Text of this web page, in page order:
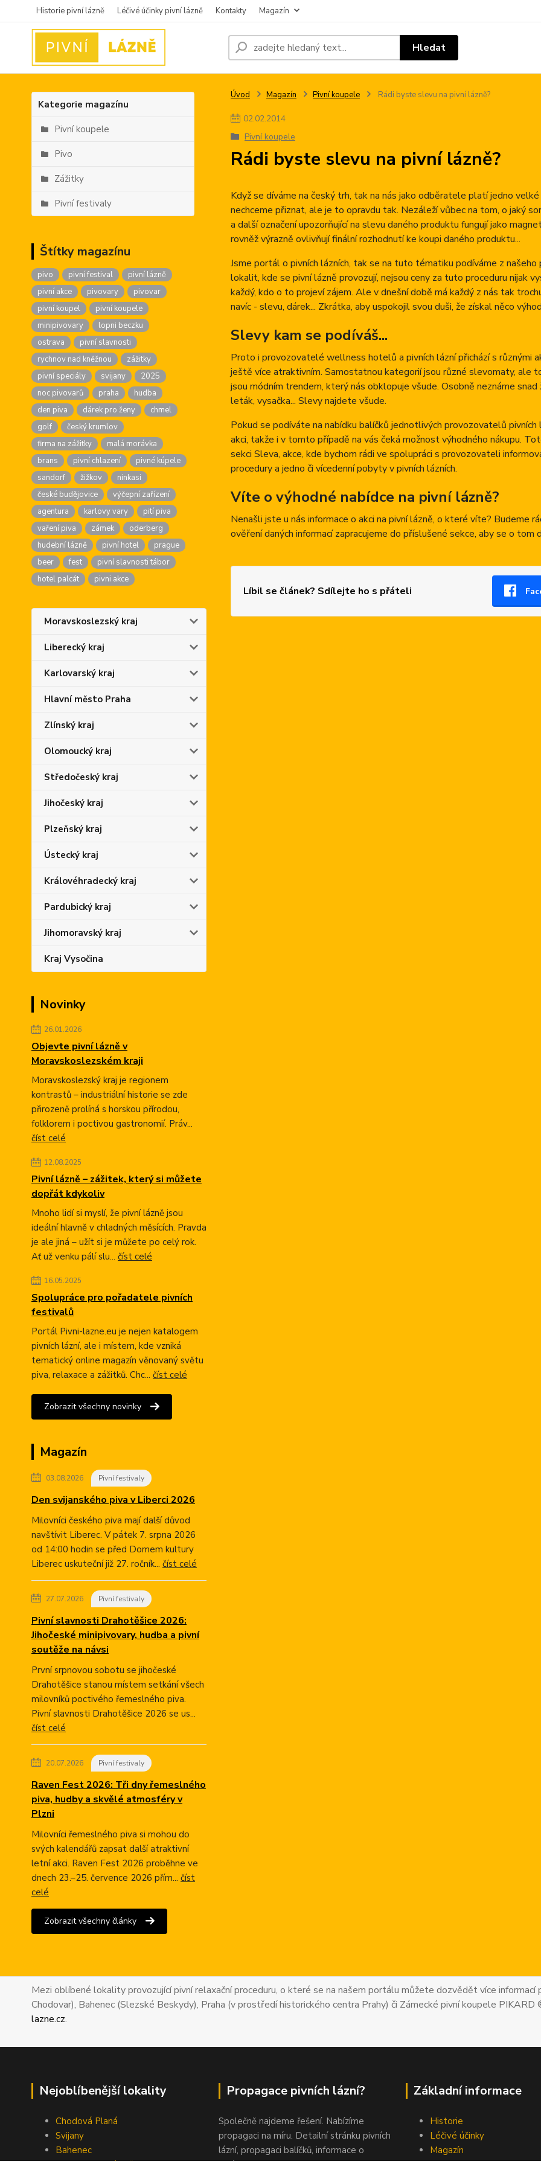
Historie pivní lázně Léčivé účinky pivní lázně Kontakty Magazín
Hledat
Kategorie magazínu
Pivní koupele
Pivo
Zážitky
Pivní festivaly
Štítky magazínu
pivo pivní festival
pivní lázně
pivní akce
pivovary
pivovar
pivní koupel
pivní koupele
minipivovary
lopni beczku
ostrava
pivní slavnosti
rychnov nad kněžnou
zážitky
pivní speciály
svijany
2025
noc pivovarů
praha
hudba
den piva
dárek pro ženy
chmel
golf
český krumlov
firma na zážitky
malá morávka
brans
pivní chlazení
pivné kúpele
sandorf
žižkov
ninkasi
české budějovice
výčepní zařízení
agentura
karlovy vary
pití piva
vaření piva
zámek
oderberg
hudební lázně
pivní hotel
prague
beer
fest
pivní slavnosti tábor
hotel palcát
pivni akce
Moravskoslezský kraj
Liberecký kraj
Karlovarský kraj
Hlavní město Praha
Zlínský kraj
Olomoucký kraj
Středočeský kraj
Jihočeský kraj
Plzeňský kraj
Ústecký kraj
Královéhradecký kraj
Pardubický kraj
Jihomoravský kraj
Kraj Vysočina
Novinky
26.01.2026
Objevte pivní lázně v
Moravskoslezském kraji
Moravskoslezský kraj je regionem
kontrastů – industriální historie se zde
přirozeně prolíná s horskou přírodou,
folklorem i poctivou gastronomií. Práv...
číst celé
12.08.2025
Pivní lázně – zážitek, který si můžete
dopřát kdykoliv
Mnoho lidí si myslí, že pivní lázně jsou
ideální hlavně v chladných měsících. Pravda
je ale jiná – užít si je můžete po celý rok.
Ať už venku pálí slu... číst celé
16.05.2025
Spolupráce pro pořadatele pivních
festivalů
Portál Pivni-lazne.eu je nejen katalogem
pivních lázní, ale i místem, kde vzniká
tematický online magazín věnovaný světu
piva, relaxace a zážitků. Chc... číst celé
Zobrazit všechny novinky
Magazín
03.08.2026 Pivní festivaly
Den svijanského piva v Liberci 2026
Milovníci českého piva mají další důvod
navštívit Liberec. V pátek 7. srpna 2026
od 14:00 hodin se před Domem kultury
Liberec uskuteční již 27. ročník... číst celé
27.07.2026 Pivní festivaly
Pivní slavnosti Drahotěšice 2026:
Jihočeské minipivovary, hudba a pivní
soutěže na návsi
První srpnovou sobotu se jihočeské
Drahotěšice stanou místem setkání všech
milovníků poctivého řemeslného piva.
Pivní slavnosti Drahotěšice 2026 se us...
číst celé
20.07.2026 Pivní festivaly
Raven Fest 2026: Tři dny řemeslného
piva, hudby a skvělé atmosféry v
Plzni
Milovníci řemeslného piva si mohou do
svých kalendářů zapsat další atraktivní
letní akci. Raven Fest 2026 proběhne ve
dnech 23.–25. července 2026 přím... číst
celé
Zobrazit všechny články
Úvod Magazín Pivní koupele Rádi byste slevu na pivní lázně?
02.02.2014
Pivní koupele
Rádi byste slevu na pivní lázně?
Když se díváme na český trh, tak na nás jako odběratele platí jedno
nechceme přiznat, ale je to opravdu tak. Nezáleží vůbec na tom, o jaký
a další označení upozorňující na slevu daného produktu fungují jako
rovněž výrazně ovlivňují finální rozhodnutí ke koupi daného produktu...
Jsme portál o pivních lázních, tak se na tuto tématiku podíváme z
lokalit, kde se pivní lázně provozují, nejsou ceny za tuto proceduru nijak
každý, kdo o to projeví zájem. Ale v dnešní době má každý z nás tak
navíc - slevu, dárek... Zkrátka, aby uspokojil svou duši, že získal něco
Slevy kam se podíváš...
Proto i provozovatelé wellness hotelů a pivních lázní přichází s různými
ještě více atraktivním. Samostatnou kategorií jsou různé slevomaty, ale
jsou módním trendem, který nás obklopuje všude. Osobně neznáme snad
leták, vysačka... Slevy najdete všude.
Pokud se podíváte na nabídku balíčků jednotlivých provozovatelů
akci, takže i v tomto případě na vás čeká možnost výhodného nákupu.
sekci Sleva, akce, kde bychom rádi ve spolupráci s provozovateli
procedury a jedno či vícedenní pobyty v pivních lázních.
Víte o výhodné nabídce na pivní lázně?
Nenašli jste u nás informace o akci na pivní lázně, o které víte? Budeme
ověření daných informací zapracujeme do příslušené sekce, aby se o
Líbil se článek? Sdílejte ho s přáteli
Mezi oblíbené lokality provozující pivní relaxační proceduru, o které se na našem portálu můžete dozvědět více informací
Chodovar), Bahenec (Slezské Beskydy), Praha (v prostředí historického centra Prahy) či Zámecké pivní koupele
lazne.cz.
Nejoblíbenější lokality
Chodová Planá
Svijany
Bahenec
Propagace pivních lázní?
Společně najdeme řešení. Nabízíme
propagaci na míru. Detailní stránku pivních
lázní, propagaci balíčků, informace o
Základní informace
Historie
Léčivé účinky
Magazín